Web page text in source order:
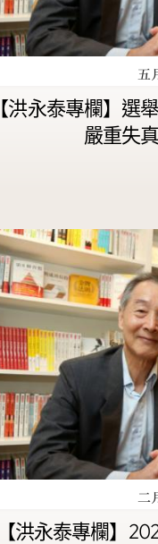
五
【洪永泰專欄】選
嚴重失
二
【洪永泰專欄】